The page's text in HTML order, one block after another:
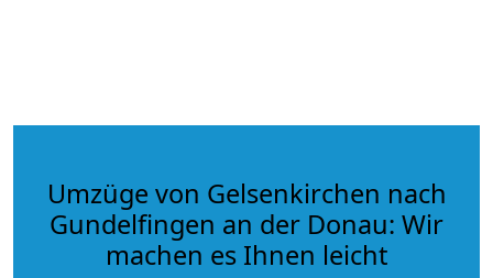
Umzüge von Gelsenkirchen nach
Gundelfingen an der Donau: Wir
machen es Ihnen leicht